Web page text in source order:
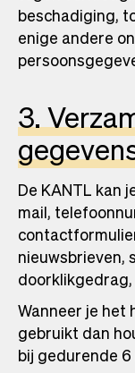
beschadiging,
enige andere
3.
De KANTL kan
mail,
nieuwsbrieven,
Wanneer je het
gebruikt dan
bij gedurende